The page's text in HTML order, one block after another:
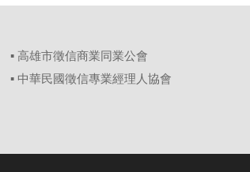
▪ 高雄市徵信商業同業公會
▪ 中華民國徵信專業經理人協會